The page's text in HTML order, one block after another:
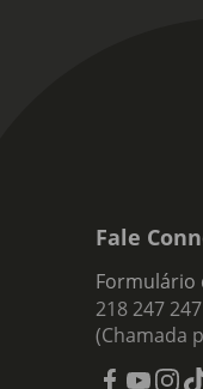
Fale
Formulário
218 247 247
(Chamada